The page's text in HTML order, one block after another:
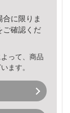
に限りま
ご確認くだ
って、商品
ます。